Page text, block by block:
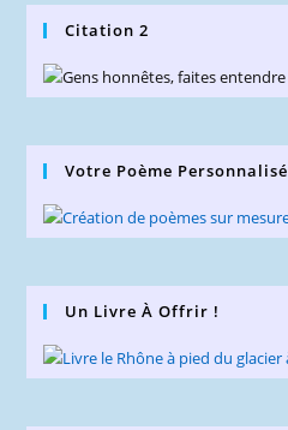
Citation 2
Votre Poème Personnalisé
Un Livre À Offrir !